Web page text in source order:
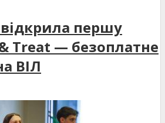
відкрила першу
Treat — безоплатне
ВІЛ